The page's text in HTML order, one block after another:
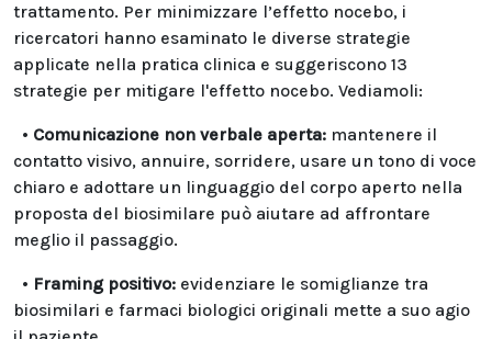
trattamento. Per minimizzare l’effetto nocebo, i
ricercatori hanno esaminato le diverse strategie
applicate nella pratica clinica e suggeriscono 13
strategie per mitigare l'effetto nocebo. Vediamoli:
• Comunicazione non verbale aperta: mantenere il
contatto visivo, annuire, sorridere, usare un tono di voce
chiaro e adottare un linguaggio del corpo aperto nella
proposta del biosimilare può aiutare ad affrontare
meglio il passaggio.
• Framing positivo: evidenziare le somiglianze tra
biosimilari e farmaci biologici originali mette a suo agio